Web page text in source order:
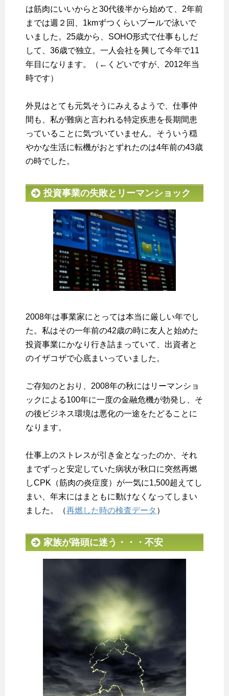
は筋肉にいいからと30代後半から始めて、2年前
までは週２回、1kmずつくらいプールで泳いで
いました。25歳から、SOHO形式で仕事もしだ
して、36歳で独立。一人会社を興して今年で11
年目になります。（←くどいですが、2012年当
時です）
外見はとても元気そうにみえるようで、仕事仲
間も、私が難病と言われる特定疾患を長期間患
っていることに気づいていません。そういう穏
やかな生活に転機がおとずれたのは4年前の43歳
の時でした。
投資事業の失敗とリーマンショック
2008年は事業家にとっては本当に厳しい年でし
た。私はその一年前の42歳の時に友人と始めた
投資事業にかなり行き詰まっていて、出資者と
のイザコザで心底まいっていました。
ご存知のとおり、2008年の秋にはリーマンショ
ックによる100年に一度の金融危機が勃発し、そ
の後ビジネス環境は悪化の一途をたどることに
なります。
仕事上のストレスが引き金となったのか、それ
までずっと安定していた病状が秋口に突然再燃
しCPK（筋肉の炎症度）が一気に1,500超えてし
まい、年末にはまともに動けなくなってしまい
ました。（再燃した時の検査データ ）
家族が路頭に迷う・・・不安